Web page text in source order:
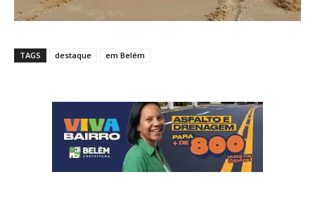
TAGS destaque em Belém